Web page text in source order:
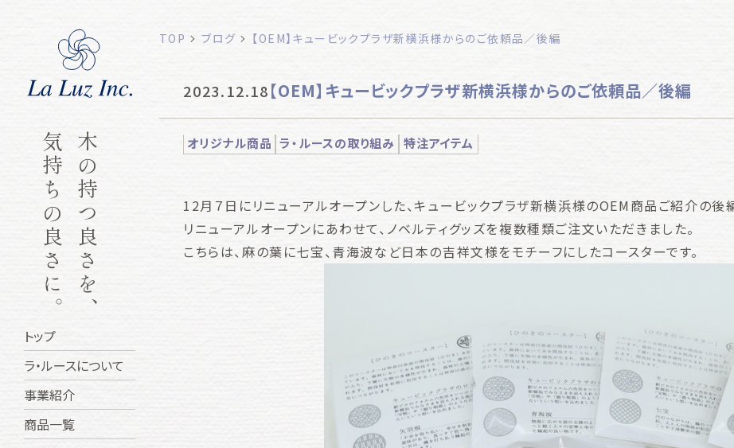
木の持つ良さを、
気持ちの良さに。
トップ
ラ・ルースについて
事業紹介
商品一覧
TOP ブログ 【OEM】キュービックプラザ新横浜様からのご依頼品／後編
2023.12.18【OEM】キュービックプラザ新横浜様からのご依頼品／後編
オリジナル商品 ラ・ルースの取り組み 特注アイテム
12月７日にリニューアルオープンした、キュービックプラザ新横浜様のOEM商品ご紹介の後
リニューアルオープンにあわせて、ノベルティグッズを複数種類ご注文いただきました。
こちらは、麻の葉に七宝、青海波など日本の吉祥文様をモチーフにしたコースターです。